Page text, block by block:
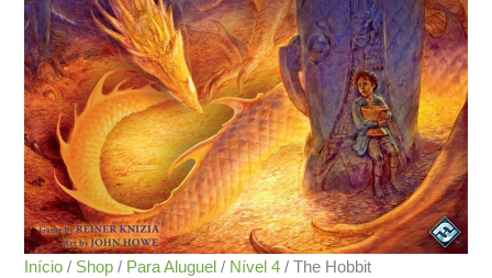
Início / Shop / Para Aluguel / Nível 4 / The Hobbit